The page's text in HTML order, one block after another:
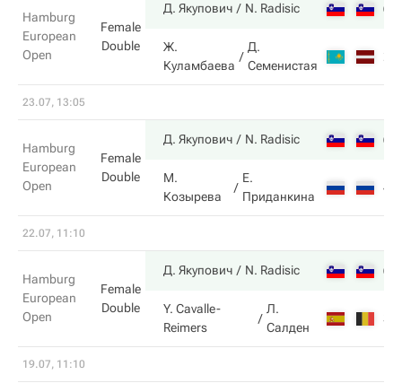
Hamburg
European
Open
Female
Double
Д. Якупович N. Radisic 6
Ж.
Куламбаева
Д.
Семенистая
2
23.07, 13:05
Hamburg
European
Open
Female
Double
Д. Якупович N. Radisic 6
М.
Козырева
Е.
Приданкина
4
22.07, 11:10
Hamburg
European
Open
Female
Double
Д. Якупович N. Radisic 6
Y. Cavalle-
Reimers
Л.
Салден
3
19.07, 11:10